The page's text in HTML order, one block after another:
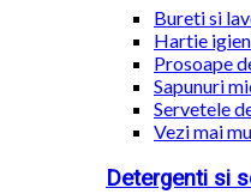
Bureti si
Hartie
Prosoape
Sapunuri
Servetele
Vezi mai
Detergenti si